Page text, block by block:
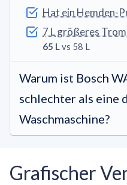
Hat ein Hemden-
7 L größeres
65 Lvs 58 L
Warum ist Bosch
schlechter als eine
Waschmaschine?
Grafischer